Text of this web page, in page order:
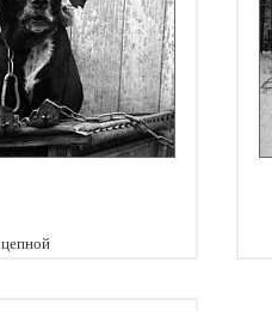
цепной